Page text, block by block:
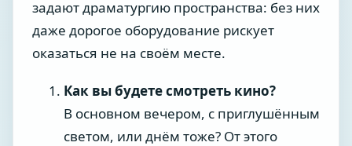
задают драматургию пространства: без них
даже дорогое оборудование рискует
оказаться не на своём месте.
Как вы будете смотреть кино?
В основном вечером, с приглушённым
светом, или днём тоже? От этого